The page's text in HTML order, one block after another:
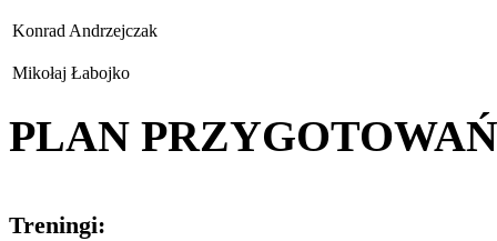
Konrad Andrzejczak
Mikołaj Łabojko
PLAN PRZYGOTOWAŃ
Treningi: